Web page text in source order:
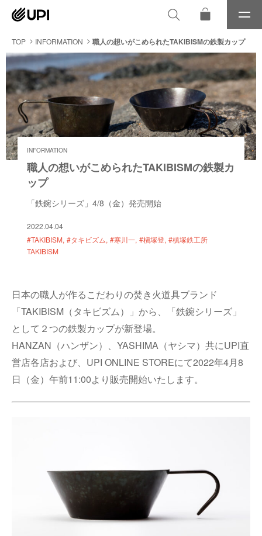
メ
ニ
ュ
ー
TOP INFORMATION 職人の想いがこめられたTAKIBISMの鉄製カップ
INFORMATION
職人の想いがこめられたTAKIBISMの鉄製カ
ップ
「鉄鋺シリーズ」4/8（金）発売開始
2022.04.04
#TAKIBISM #タキビズム #寒川一 #槇塚登 #槙塚鉄工所
TAKIBISM
日本の職人が作るこだわりの焚き火道具ブランド
「TAKIBISM（タキビズム）」から、「鉄鋺シリーズ」
として２つの鉄製カップが新登場。
HANZAN（ハンザン）、YASHIMA（ヤシマ）共にUPI直
営店各店および、UPI ONLINE STOREにて2022年4月8
日（金）午前11:00より販売開始いたします。